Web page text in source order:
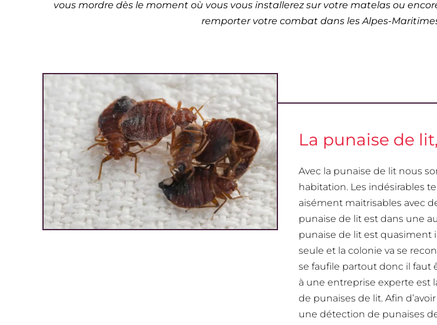
vous mordre dès le moment où vous vous installerez sur votre matelas ou
remporter votre combat dans les Alpes-
La punaise de
Avec la punaise de lit nous
habitation. Les indésirables
aisément maitrisables avec
punaise de lit est dans une
punaise de lit est quasiment
seule et la colonie va se
se faufile partout donc il faut
à une entreprise experte est
de punaises de lit. Afin
une détection de punaises